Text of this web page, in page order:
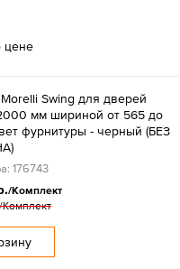
цене
Swing для дверей
мм шириной от 565 до
фурнитуры - черный (БЕЗ
176743
/Комплект
Комплект